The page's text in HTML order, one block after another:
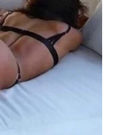
okrugli